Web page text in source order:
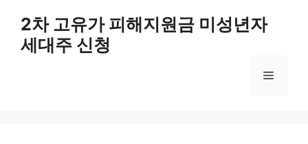
2차 고유가 피해지원금 미성년자
세대주 신청
메